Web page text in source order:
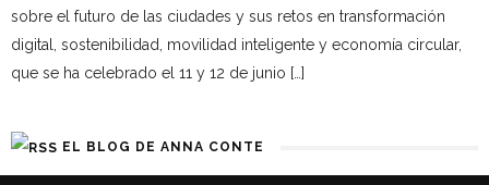
sobre el futuro de las ciudades y sus retos en transformación
digital, sostenibilidad, movilidad inteligente y economía circular,
que se ha celebrado el 11 y 12 de junio […]
EL BLOG DE ANNA CONTE